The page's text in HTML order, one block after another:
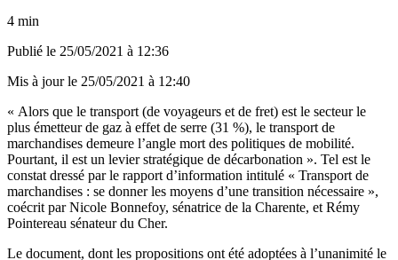
4 min
Publié le 25/05/2021 à 12:36
Mis à jour le 25/05/2021 à 12:40
« Alors que le transport (de voyageurs et de fret) est le secteur le
plus émetteur de gaz à effet de serre (31 %), le transport de
marchandises demeure l’angle mort des politiques de mobilité.
Pourtant, il est un levier stratégique de décarbonation ». Tel est le
constat dressé par le rapport d’information intitulé « Transport de
marchandises : se donner les moyens d’une transition nécessaire »,
coécrit par Nicole Bonnefoy, sénatrice de la Charente, et Rémy
Pointereau sénateur du Cher.
Le document, dont les propositions ont été adoptées à l’unanimité le